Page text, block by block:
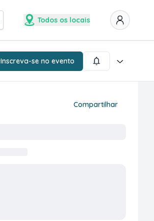
Todos os locais
Inscreva-se no evento
Compartilhar